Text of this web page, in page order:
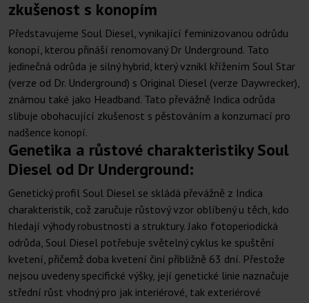
zkušenost s konopím
Představujeme Soul Diesel, vynikající feminizovanou odrůdu
konopí, kterou přináší renomovaný Dr Underground. Tato
jedinečná odrůda je silný hybrid, který vznikl křížením Soul Star
(verze od Dr. Underground) s Original Diesel (verze Daywrecker),
známou také jako Headband. Tato převážně Indica odrůda
slibuje obohacující zkušenost s pěstováním a konzumací pro
nadšence konopí.
Genetika a růstové charakteristiky Soul
Diesel od Dr Underground:
Genetický profil Soul Diesel se skládá převážně z Indica
charakteristik, což zaručuje růstový vzor oblíbený u těch, kdo
hledají výhody robustnosti a struktury. Jako fotoperiodická
odrůda, Soul Diesel potřebuje světelný cyklus ke spuštění
kvetení, přičemž doba kvetení činí přibližně 63 dní. Přestože
nejsou uvedeny specifické výšky, její genetické linie naznačuje
střední růst vhodný pro jak interiérové, tak exteriérové